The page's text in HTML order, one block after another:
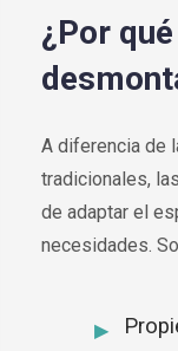
¿Por
A diferencia de
tradicionales,
de adaptar el
necesidades.